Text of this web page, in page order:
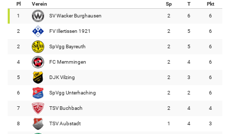
Pl Verein Sp T Pkt
1 SV Wacker Burghausen 2 6 6
2 FV Illertissen 1921 2 5 6
2 SpVgg Bayreuth 2 5 6
4 FC Memmingen 2 4 6
5 DJK Vilzing 2 3 6
6 SpVgg Unterhaching 2 2 6
7 TSV Buchbach 2 4 4
8 TSV Aubstadt 1 4 3